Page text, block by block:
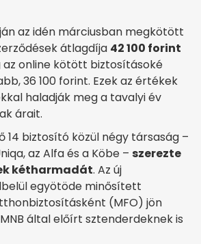
az idén márciusban megkötött
átlagdíja 42 100 forint
az online kötött biztosításoké
36 100 forint. Ezek az értékek
haladják meg a tavalyi év
árait.
14 biztosító közül négy társaság –
az Alfa és a Köbe – szerezte
kétharmadát. Az új
egyötöde minősített
(MFO) jön
által előírt sztenderdeknek is